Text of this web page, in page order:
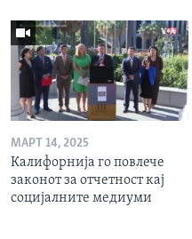
МАРТ 14, 2025
Калифорнија го повлече
законот за отчетност кај
социјалните медиуми